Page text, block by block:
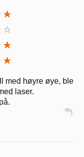
med høyre øye, ble
laser.